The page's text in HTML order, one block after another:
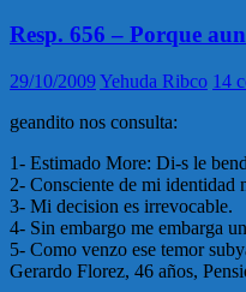
Resp. 656 – Porque
29/10/2009Yehuda Ribco 14
geandito nos consulta:
1- Estimado More: Di-s le
2- Consciente de mi identidad
3- Mi decision es irrevocable.
4- Sin embargo me embarga
5- Como venzo ese temor
Gerardo Florez, 46 años,